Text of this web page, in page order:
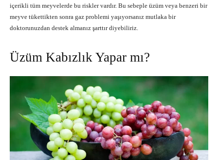
içerikli tüm meyvelerde bu riskler vardır. Bu sebeple üzüm veya benzeri bir
meyve tükettikten sonra gaz problemi yaşıyorsanız mutlaka bir
doktorunuzdan destek almanız şarttır diyebiliriz.
Üzüm Kabızlık Yapar mı?